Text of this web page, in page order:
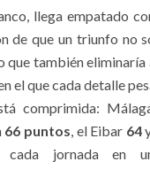
llega empatado
de que un triunfo no
que también
el que cada detalle
comprimida:
66 puntos, el Eibar 64
cada jornada en